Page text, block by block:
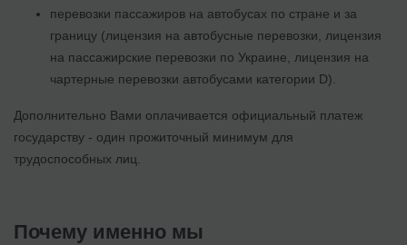
перевозки пассажиров на автобусах по стране и за
границу (лицензия на автобусные перевозки, лицензия
на пассажирские перевозки по Украине, лицензия на
чартерные перевозки автобусами категории D).
Дополнительно Вами оплачивается официальный платеж
государству - один прожиточный минимум для
трудоспособных лиц.
Почему именно мы